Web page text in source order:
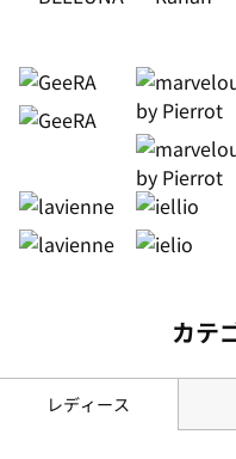
カテ
レディース